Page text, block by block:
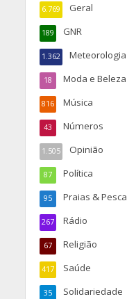
Geral
6.769
GNR
189
Meteorologia
1.362
Moda e Beleza
18
Música
816
Números
43
Opinião
1.505
Política
87
Praias & Pesca
95
Rádio
267
Religião
67
Saúde
417
Solidariedade
35